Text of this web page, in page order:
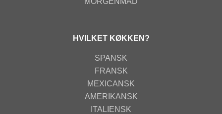
HVILKET KØKKEN?
SPANSK
FRANSK
MEXICANSK
AMERIKANSK
ITALIENSK